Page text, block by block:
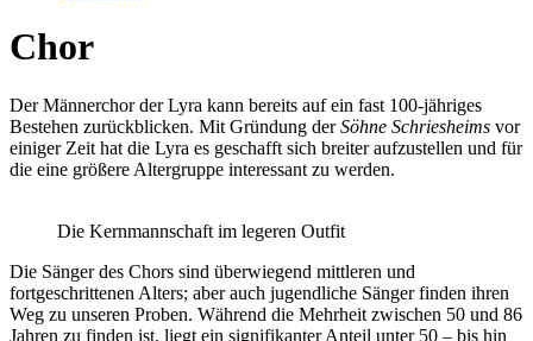
Chor
Der Männerchor der Lyra kann bereits auf ein fast 100-jähriges
Bestehen zurückblicken. Mit Gründung derSöhne Schriesheims vor
einiger Zeit hat die Lyra es geschafft sich breiter aufzustellen und für
die eine größere Altergruppe interessant zu werden.
Die Kernmannschaft im legeren Outfit
Die Sänger des Chors sind überwiegend mittleren und
fortgeschrittenen Alters; aber auch jugendliche Sänger finden ihren
Weg zu unseren Proben. Während die Mehrheit zwischen 50 und 86
Jahren zu finden ist, liegt ein signifikanter Anteil unter 50 – bis hin